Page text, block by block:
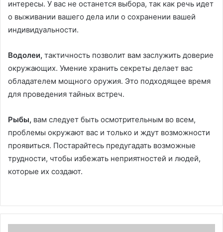
интересы. У вас не останется выбора, так как речь идет
о выживании вашего дела или о сохранении вашей
индивидуальности.
Водолеи, тактичность позволит вам заслужить доверие
окружающих. Умение хранить секреты делает вас
обладателем мощного оружия. Это подходящее время
для проведения тайных встреч.
Рыбы, вам следует быть осмотрительным во всем,
проблемы окружают вас и только и ждут возможности
проявиться. Постарайтесь предугадать возможные
трудности, чтобы избежать неприятностей и людей,
которые их создают.